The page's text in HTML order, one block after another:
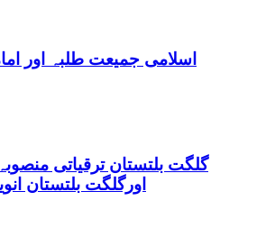
اسلامی جمیعت طلبہ اور
اورگلگت بلتستان